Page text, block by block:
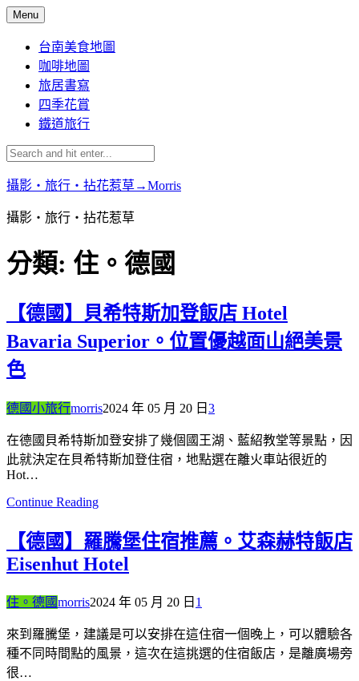
Skip
to
content
Menu
台南美食地圖
咖啡地圖
旅居書寫
四季花賞
鐵道旅行
攝影‧旅行‧拈花惹草→Morris
攝影‧旅行‧拈花惹草
分類: 住。德國
【德國】貝希特斯加登飯店 Hotel
Bavaria Superior。位置優越面山絕美景
色
德國小旅行morris2024 年 05 月 20 日 3
在德國貝希特斯加登安排了幾個國王湖、藍紹教堂等景點，因
此就決定在貝希特斯加登住宿，地點選在離火車站很近的
Hot…
Continue Reading
【德國】羅騰堡住宿推薦。艾森赫特飯店
Eisenhut Hotel
住。德國morris2024 年 05 月 20 日 1
來到羅騰堡，建議是可以安排在這住宿一個晚上，可以體驗各
種不同時間點的風景，這次在這挑選的住宿飯店，是離廣場旁
很…